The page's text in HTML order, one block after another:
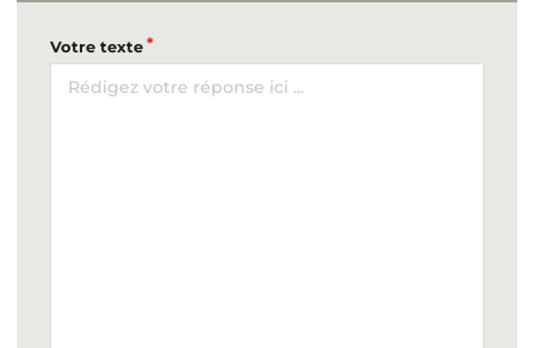
Votre texte